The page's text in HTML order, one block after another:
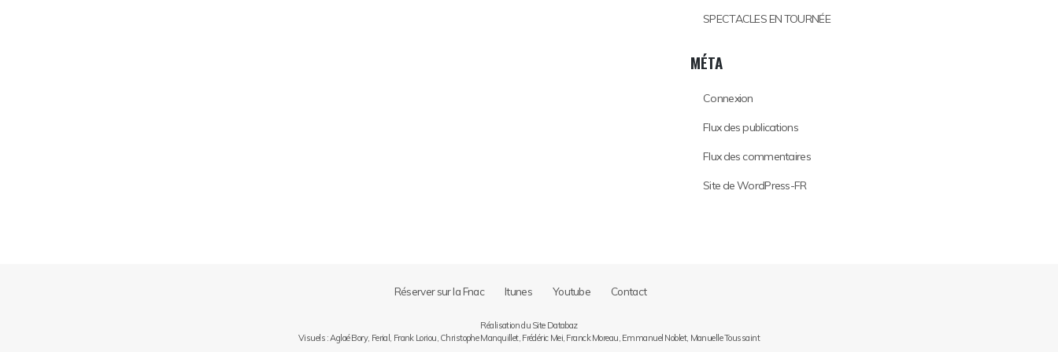
SPECTACLES EN TOURNÉE
MÉTA
Connexion
Flux des publications
Flux des commentaires
Site de WordPress-FR
Réserver sur la Fnac Itunes Youtube Contact
Réalisation du Site Databaz
Visuels : Aglaé Bory, Ferial, Frank Loriou, Christophe Manquillet, Frédéric Mei, Franck Moreau, Emmanuel Noblet, Manuelle Toussaint